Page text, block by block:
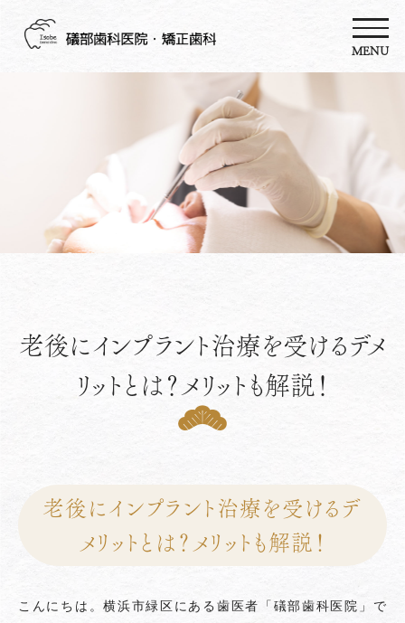
MENU
老後にインプラント治療を受けるデメ
リットとは？メリットも解説！
老後にインプラント治療を受けるデ
メリットとは？メリットも解説！
こんにちは。横浜市緑区にある歯医者「礒部歯科医院」で